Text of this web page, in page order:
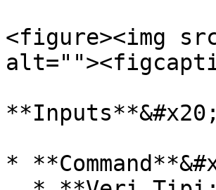
<figure><img
**Inputs**&#x20;
*